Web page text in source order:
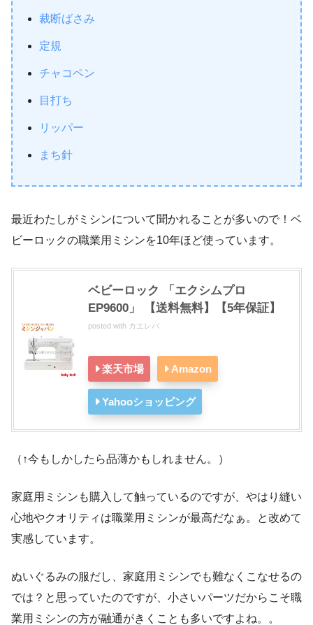
裁断ばさみ
定規
チャコペン
目打ち
リッパー
まち針
最近わたしがミシンについて聞かれることが多いので！ベ
ビーロックの職業用ミシンを10年ほど使っています。
ベビーロック 「エクシムプロ
EP9600」 【送料無料】【5年保証】
posted with カエレバ
楽天市場 Amazon
Yahooショッピング
（↑今もしかしたら品薄かもしれません。）
家庭用ミシンも購入して触っているのですが、やはり縫い
心地やクオリティは職業用ミシンが最高だなぁ。と改めて
実感しています。
ぬいぐるみの服だし、家庭用ミシンでも難なくこなせるの
では？と思っていたのですが、小さいパーツだからこそ職
業用ミシンの方が融通がきくことも多いですよね。。